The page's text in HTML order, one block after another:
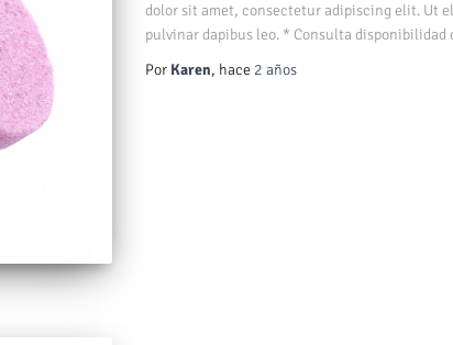
dolor sit amet, consectetur adipiscing elit. Ut
pulvinar dapibus leo. * Consulta
Por Karen, hace 2 años